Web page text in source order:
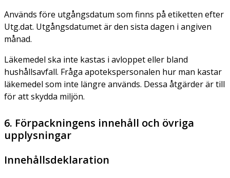
Används före utgångsdatum som finns på etiketten efter
Utg.dat. Utgångsdatumet är den sista dagen i angiven
månad.
Läkemedel ska inte kastas i avloppet eller bland
hushållsavfall. Fråga apotekspersonalen hur man kastar
läkemedel som inte längre används. Dessa åtgärder är till
för att skydda miljön.
6. Förpackningens innehåll och övriga
upplysningar
Innehållsdeklaration